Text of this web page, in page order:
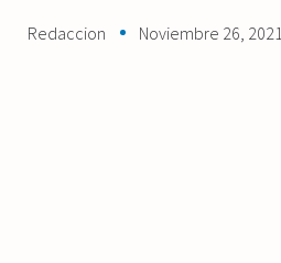
Redaccion Noviembre 26, 2021